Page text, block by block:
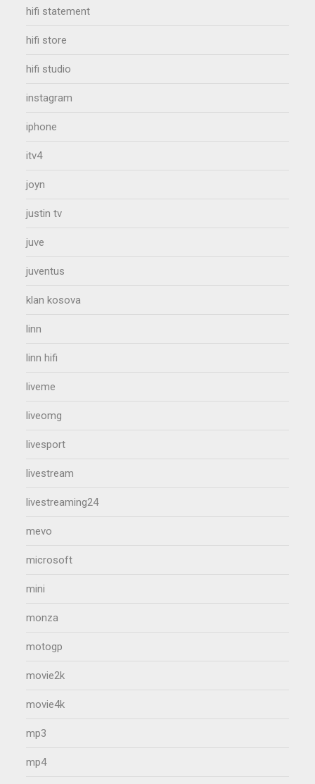
hifi statement
hifi store
hifi studio
instagram
iphone
itv4
joyn
justin tv
juve
juventus
klan kosova
linn
linn hifi
liveme
liveomg
livesport
livestream
livestreaming24
mevo
microsoft
mini
monza
motogp
movie2k
movie4k
mp3
mp4